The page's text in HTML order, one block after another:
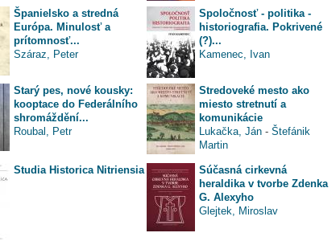
Španielsko a stredná
Európa. Minulosť a
prítomnosť...
Száraz, Peter
Spoločnosť - politika -
historiografia. Pokrivené
(?)...
Kamenec, Ivan
Starý pes, nové kousky:
kooptace do Federálního
shromáždění...
Roubal, Petr
Stredoveké mesto ako
miesto stretnutí a
komunikácie
Lukačka, Ján - Štefánik
Martin
Studia Historica Nitriensia
Súčasná cirkevná
heraldika v tvorbe Zdenka
G. Alexyho
Glejtek, Miroslav